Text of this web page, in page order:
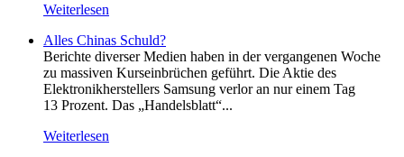
Weiterlesen
Alles Chinas Schuld?
Berichte diverser Medien haben in der vergangenen Woche
zu massiven Kurseinbrüchen geführt. Die Aktie des
Elektronikherstellers Samsung verlor an nur einem Tag
13 Prozent. Das „Handelsblatt“...
Weiterlesen